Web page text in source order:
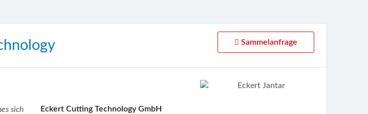
Sammelanfrage
sich
Eckert Cutting Technology GmbH